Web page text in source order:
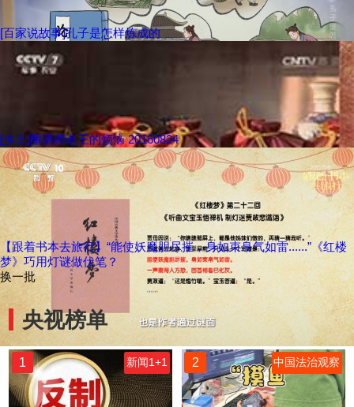
[百家说故事]孔子是怎样炼成的
[乡土]酿酒师老王的烦恼 20160824
【跟着书本去旅行】“能使妖魔胆尽摧，身如束帛气如雷......”《红楼
梦》巧用灯谜做伏笔？
换一批
央视榜单
1 新闻1+1 2 中国法治观察